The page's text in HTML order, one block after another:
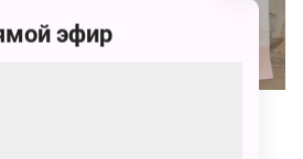
эфир